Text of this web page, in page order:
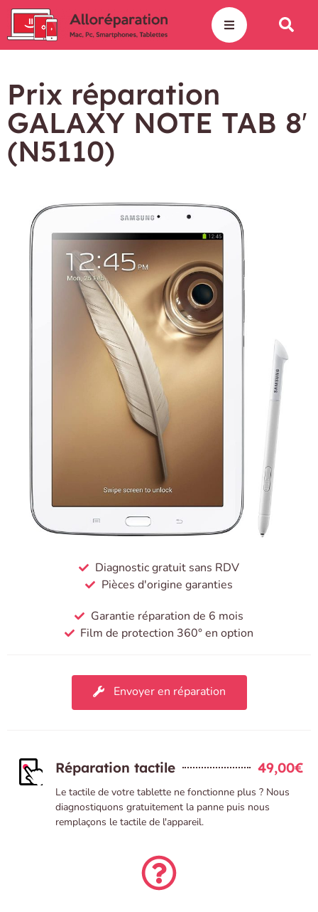
Prix réparation
GALAXY NOTE TAB 8′
(N5110)
Diagnostic gratuit sans RDV
Pièces d'origine garanties
Garantie réparation de 6 mois
Film de protection 360° en option
Envoyer en réparation
Réparation tactile 49,00€
Le tactile de votre tablette ne fonctionne plus ? Nous
diagnostiquons gratuitement la panne puis nous
remplaçons le tactile de l'appareil.